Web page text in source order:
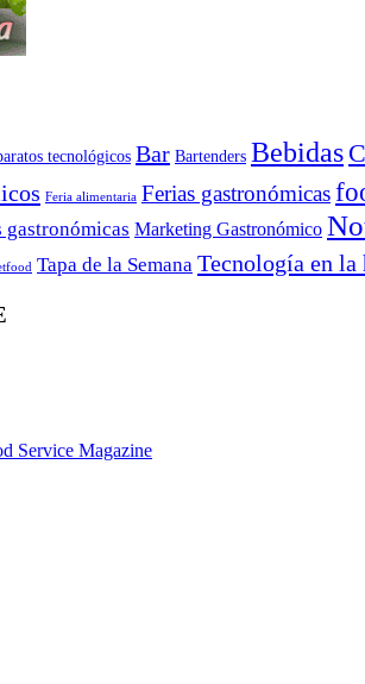
tecnológicos Bar Bartenders Bebidas
Feria alimentaria Ferias gastronómicas
gastronómicas Marketing Gastronómico
Tapa de la Semana Tecnología en la
Service Magazine